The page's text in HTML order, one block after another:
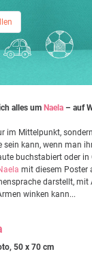
alles um Naela – auf
im Mittelpunkt,
kann, wenn man
buchstabiert oder in
mit diesem Poster
darstellt,
winken kann...
50 x 70 cm